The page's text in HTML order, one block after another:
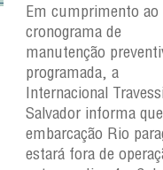
Em cumprimento ao
cronograma de
manutenção
programada, a
Internacional
Salvador informa
embarcação Rio
estará fora de